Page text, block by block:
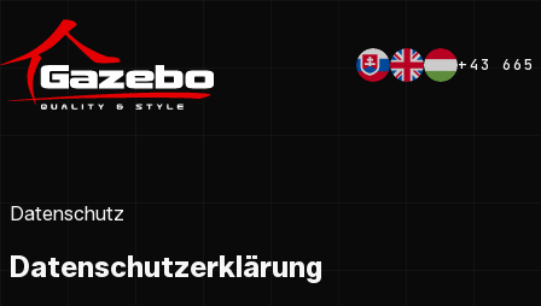
+43 665
Datenschutz
Datenschutzerklärung